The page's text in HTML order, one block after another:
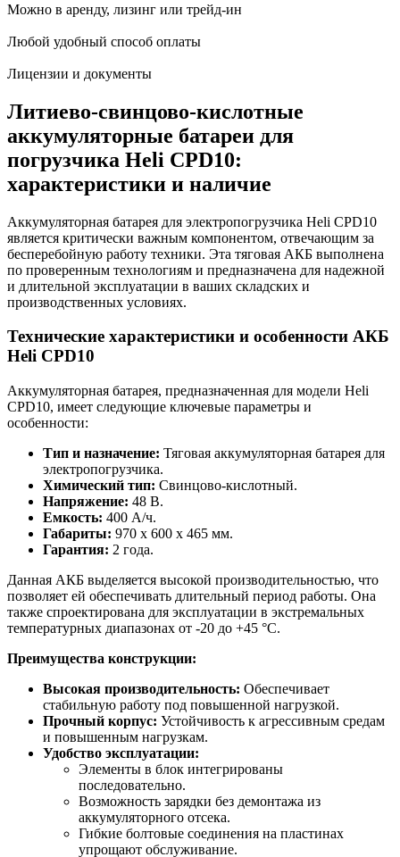
Можно в аренду, лизинг или трейд-ин
Любой удобный способ оплаты
Лицензии и документы
Литиево-свинцово-кислотные
аккумуляторные батареи для
погрузчика Heli CPD10:
характеристики и наличие
Аккумуляторная батарея для электропогрузчика Heli CPD10
является критически важным компонентом, отвечающим за
бесперебойную работу техники. Эта тяговая АКБ выполнена
по проверенным технологиям и предназначена для надежной
и длительной эксплуатации в ваших складских и
производственных условиях.
Технические характеристики и особенности АКБ
Heli CPD10
Аккумуляторная батарея, предназначенная для модели Heli
CPD10, имеет следующие ключевые параметры и
особенности:
Тип и назначение: Тяговая аккумуляторная батарея для
электропогрузчика.
Химический тип: Свинцово-кислотный.
Напряжение: 48 В.
Емкость: 400 А/ч.
Габариты: 970 x 600 x 465 мм.
Гарантия: 2 года.
Данная АКБ выделяется высокой производительностью, что
позволяет ей обеспечивать длительный период работы. Она
также спроектирована для эксплуатации в экстремальных
температурных диапазонах от -20 до +45 °С.
Преимущества конструкции:
Высокая производительность: Обеспечивает
стабильную работу под повышенной нагрузкой.
Прочный корпус: Устойчивость к агрессивным средам
и повышенным нагрузкам.
Удобство эксплуатации:
Элементы в блок интегрированы
последовательно.
Возможность зарядки без демонтажа из
аккумуляторного отсека.
Гибкие болтовые соединения на пластинах
упрощают обслуживание.